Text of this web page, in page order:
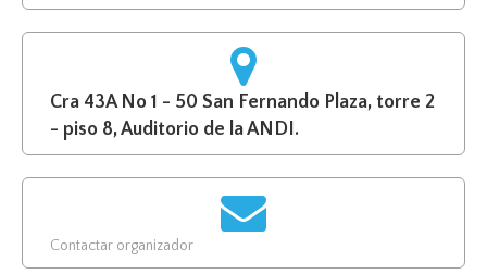
Cra 43A No 1 - 50 San Fernando Plaza, torre 2
- piso 8, Auditorio de la ANDI.
Contactar organizador